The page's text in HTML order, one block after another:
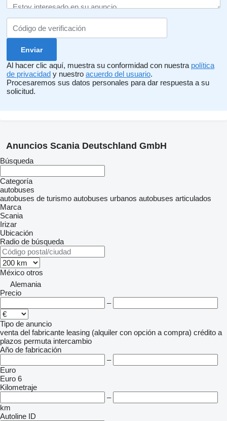
Al hacer clic aquí, muestra su conformidad con nuestra política
de privacidad y nuestro acuerdo del usuario.
Procesaremos sus datos personales para dar respuesta a su
solicitud.
Anuncios Scania Deutschland GmbH
Búsqueda
Categoría
autobuses
autobuses de turismo autobuses urbanos autobuses articulados
Marca
Scania
Irizar
Ubicación
Radio de búsqueda
México otros
Alemania
Precio
–
Tipo de anuncio
venta del fabricante leasing (alquiler con opción a compra) crédito a
plazos permuta intercambio
Año de fabricación
–
Euro
Euro 6
Kilometraje
–
km
Autoline ID